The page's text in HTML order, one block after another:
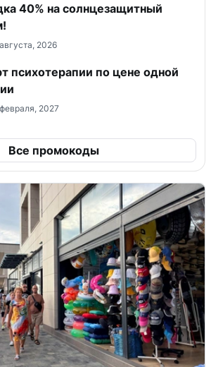
40% на солнцезащитный
2026
психотерапии по цене одной
2027
Все промокоды